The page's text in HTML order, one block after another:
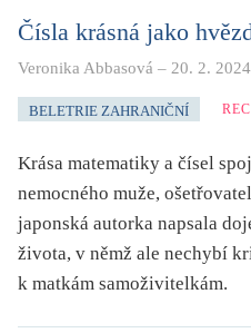
Čísla krásná jako
Veronika Abbasová – 20. 2. 2024
BELETRIE ZAHRANIČNÍ
Krása matematiky a čísel
nemocného muže,
japonská autorka napsala
života, v němž ale nechybí
k matkám samoživitelkám.